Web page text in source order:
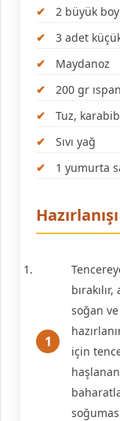
2 büyük
3 adet
Maydanoz
200 gr
Tuz,
Sıvı yağ
1 yumurta
Hazırlanışı
soğan
için